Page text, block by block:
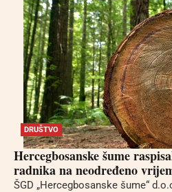
DRUŠTVO
Hercegbosanske šume
radnika na neodređeno
ŠGD „Hercegbosanske šume“